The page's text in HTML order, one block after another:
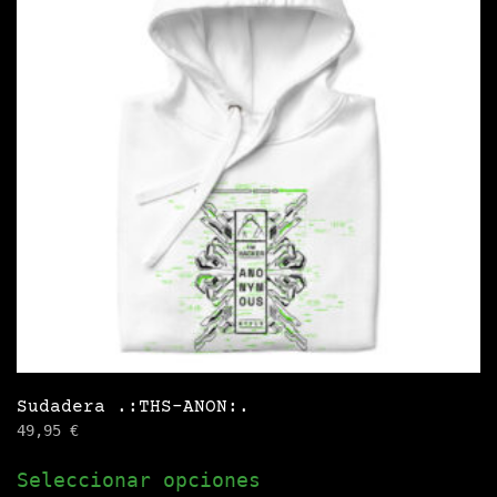
opciones
pueden
elegir
en
la
página
de
producto
Sudadera .:THS-ANON:.
49,95 €
Seleccionar opciones